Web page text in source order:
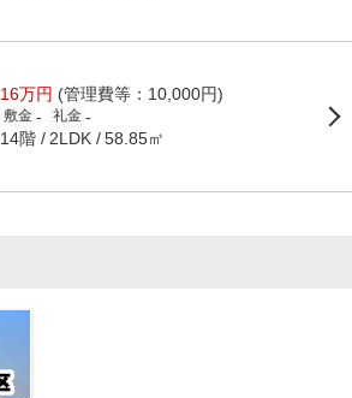
16万円 (管理費等：10,000円)
敷金 - 礼金 -
14階 2LDK 58.85㎡